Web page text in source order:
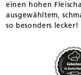
einen hohen
ausgewähltem,
so besonders lecker!